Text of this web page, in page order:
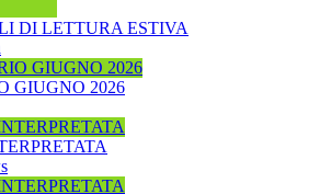
DI LETTURA ESTIVA
GIUGNO 2026